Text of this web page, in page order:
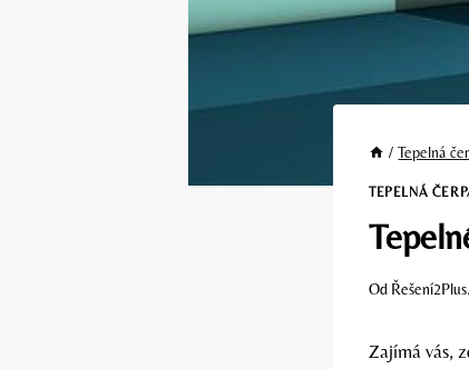
/ Tepelná
TEPELNÁ
Od
Zajímá vás,